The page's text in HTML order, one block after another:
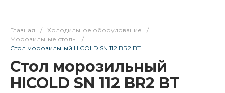
Главная / Холодильное оборудование
/
Морозильные столы
/
Стол морозильный HICOLD SN 112 BR2 BT
Стол морозильный
HICOLD SN 112 BR2 BT